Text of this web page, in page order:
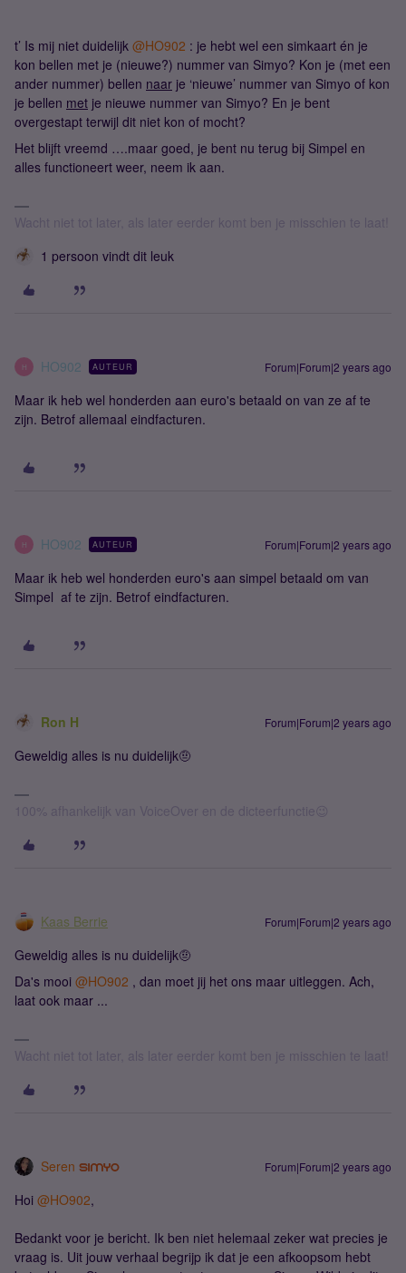
t’ Is mij niet duidelijk @HO902 : je hebt wel een simkaart én je
kon bellen met je (nieuwe?) nummer van Simyo? Kon je (met een
ander nummer) bellen naar je ‘nieuwe’ nummer van Simyo of kon
je bellen met je nieuwe nummer van Simyo? En je bent
overgestapt terwijl dit niet kon of mocht?
Het blijft vreemd ….maar goed, je bent nu terug bij Simpel en
alles functioneert weer, neem ik aan.
Wacht niet tot later, als later eerder komt ben je misschien te laat!
1 persoon vindt dit leuk
H HO902 AUTEUR Forum|Forum|2 years ago
Maar ik heb wel honderden aan euro's betaald on van ze af te
zijn. Betrof allemaal eindfacturen.
H HO902 AUTEUR Forum|Forum|2 years ago
Maar ik heb wel honderden euro's aan simpel betaald om van
Simpel af te zijn. Betrof eindfacturen.
Ron H Forum|Forum|2 years ago
Geweldig alles is nu duidelijk🤨
100% afhankelijk van VoiceOver en de dicteerfunctie😉
Kaas Berrie Forum|Forum|2 years ago
Geweldig alles is nu duidelijk🤨
Da's mooi @HO902 , dan moet jij het ons maar uitleggen. Ach,
laat ook maar ...
Wacht niet tot later, als later eerder komt ben je misschien te laat!
Seren Forum|Forum|2 years ago
Hoi @HO902,
Bedankt voor je bericht. Ik ben niet helemaal zeker wat precies je
vraag is. Uit jouw verhaal begrijp ik dat je een afkoopsom hebt